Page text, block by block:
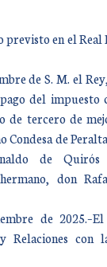
en el Real
de S. M. el
del impuesto
de tercero de
Condesa de
de
don
de
Relaciones con